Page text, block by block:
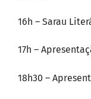
16h – Sarau
17h –
18h30 –